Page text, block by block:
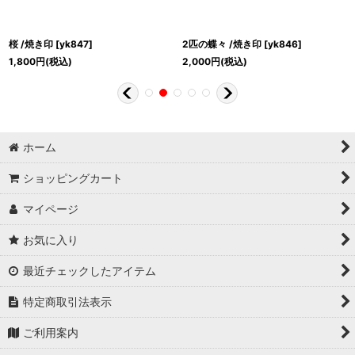
桜 /焼き印 [yk847]
1,800円(税込)
2匹の蝶々 /焼き印 [yk846]
2,000円(税込)
ホーム
ショッピングカート
マイページ
お気に入り
最近チェックしたアイテム
特定商取引法表示
ご利用案内